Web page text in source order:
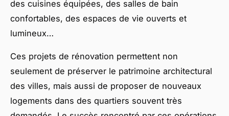
des cuisines équipées, des salles de bain
confortables, des espaces de vie ouverts et
lumineux…
Ces projets de rénovation permettent non
seulement de préserver le patrimoine architectural
des villes, mais aussi de proposer de nouveaux
logements dans des quartiers souvent très